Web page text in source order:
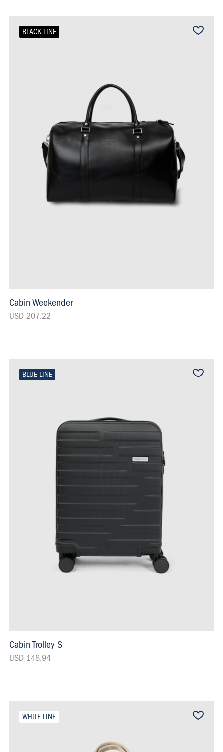
BLACK LINE
Cabin Weekender
USD 207.22
BLUE LINE
Cabin Trolley S
USD 148.94
WHITE LINE